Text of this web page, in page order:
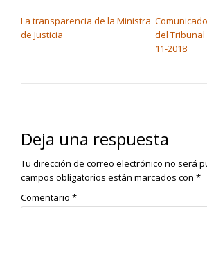
La transparencia de la Ministra
de Justicia
del
11-2018
Deja una respuesta
Tu dirección de correo electrónico no será
campos obligatorios están marcados con *
Comentario *